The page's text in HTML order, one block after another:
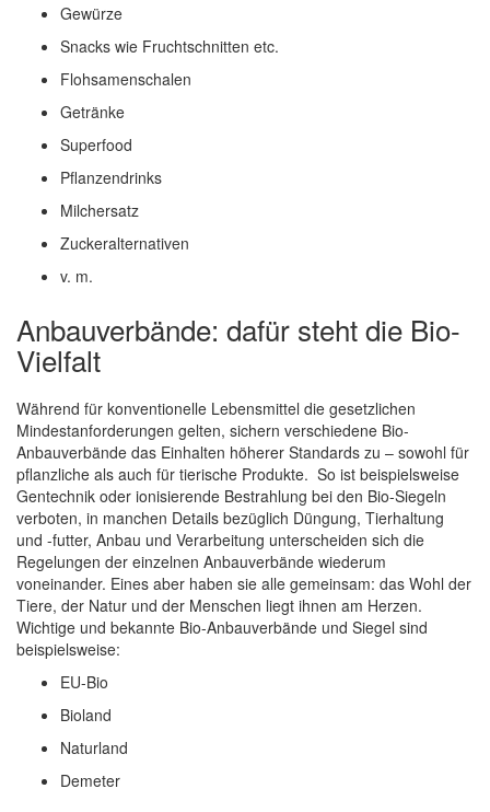
Gewürze
Snacks wie Fruchtschnitten etc.
Flohsamenschalen
Getränke
Superfood
Pflanzendrinks
Milchersatz
Zuckeralternativen
v. m.
Anbauverbände: dafür steht die Bio-
Vielfalt
Während für konventionelle Lebensmittel die gesetzlichen
Mindestanforderungen gelten, sichern verschiedene Bio-
Anbauverbände das Einhalten höherer Standards zu – sowohl für
pflanzliche als auch für tierische Produkte. So ist beispielsweise
Gentechnik oder ionisierende Bestrahlung bei den Bio-Siegeln
verboten, in manchen Details bezüglich Düngung, Tierhaltung
und -futter, Anbau und Verarbeitung unterscheiden sich die
Regelungen der einzelnen Anbauverbände wiederum
voneinander. Eines aber haben sie alle gemeinsam: das Wohl der
Tiere, der Natur und der Menschen liegt ihnen am Herzen.
Wichtige und bekannte Bio-Anbauverbände und Siegel sind
beispielsweise:
EU-Bio
Bioland
Naturland
Demeter